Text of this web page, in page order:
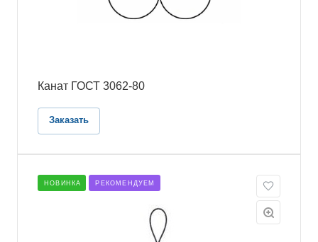
Канат ГОСТ 3062-80
Заказать
НОВИНКА РЕКОМЕНДУЕМ